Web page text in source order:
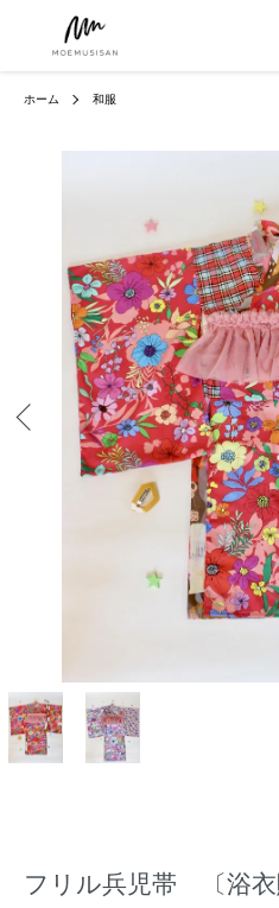
ホーム 和服
フリル兵児帯 〔浴衣